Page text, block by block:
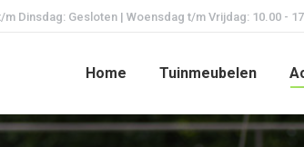
m Dinsdag: Gesloten | Woensdag t/m Vrijdag: 10.00 -
Home Tuinmeubelen